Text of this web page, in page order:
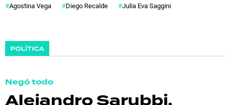
Agostina Vega Diego Recalde Julia Eva Saggini
POLÍTICA
Negó todo
Alejandro Sarubbi,